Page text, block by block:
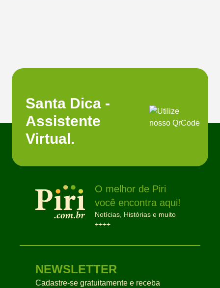
Santa Dica -
Assistente
Virtual.
O melhor de Piri
você encontra aqui!
Notícias, Histórias e muito
++++
NEWSLETTER
Cadastre-se gratuitamente e receba